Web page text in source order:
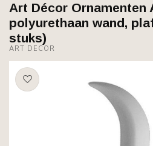
Art Décor Ornamenten
polyurethaan wand,
stuks)
ART DÉCOR